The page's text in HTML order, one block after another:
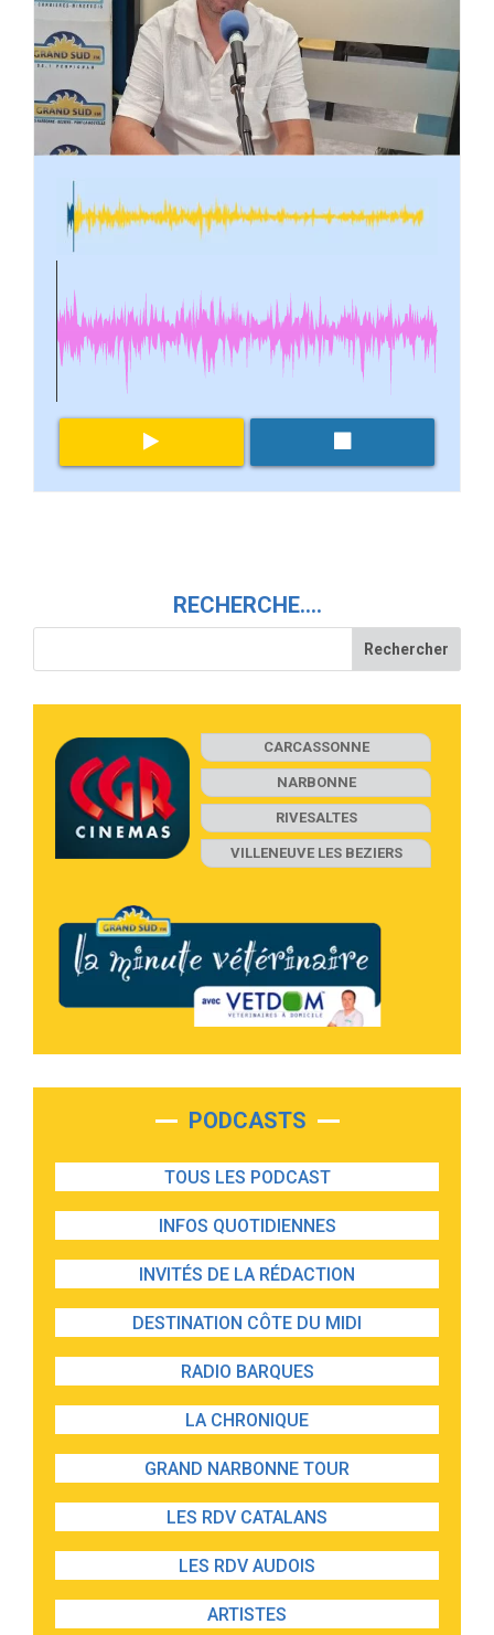
RECHERCHE….
CARCASSONNE
NARBONNE
RIVESALTES
VILLENEUVE LES BEZIERS
PODCASTS
TOUS LES PODCAST
INFOS QUOTIDIENNES
INVITÉS DE LA RÉDACTION
DESTINATION CÔTE DU MIDI
RADIO BARQUES
LA CHRONIQUE
GRAND NARBONNE TOUR
LES RDV CATALANS
LES RDV AUDOIS
ARTISTES